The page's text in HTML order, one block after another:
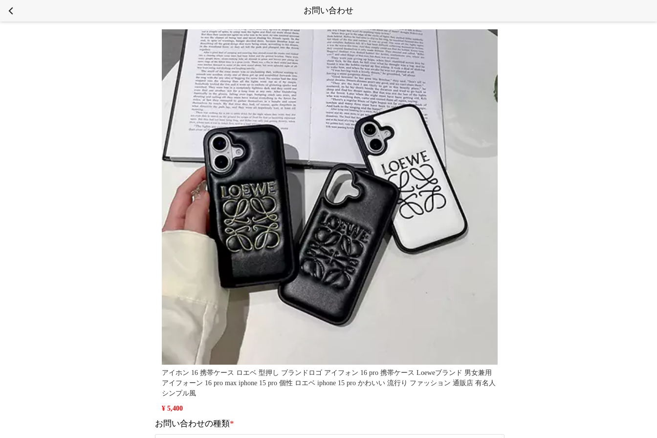
お問い合わせ
アイホン 16 携帯ケース ロエベ 型押し ブランドロゴ アイフォン 16 pro 携帯ケース Loeweブランド 男女兼用
アイフォーン 16 pro max iphone 15 pro 個性 ロエベ iphone 15 pro かわいい 流行り ファッション 通販店 有名人
シンプル風
¥ 5,400
お問い合わせの種類*